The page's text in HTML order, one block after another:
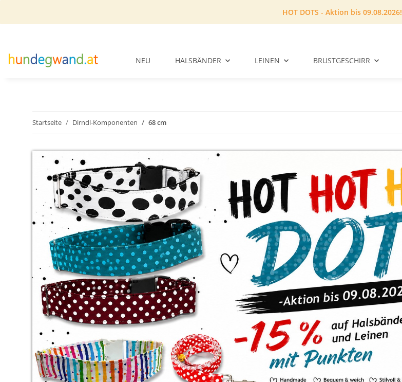
HOT DOTS - Aktion bis 09.08.2026!
NEU HALSBÄNDER LEINEN BRUSTGESCHIRR
Startseite Dirndl-Komponenten 68 cm